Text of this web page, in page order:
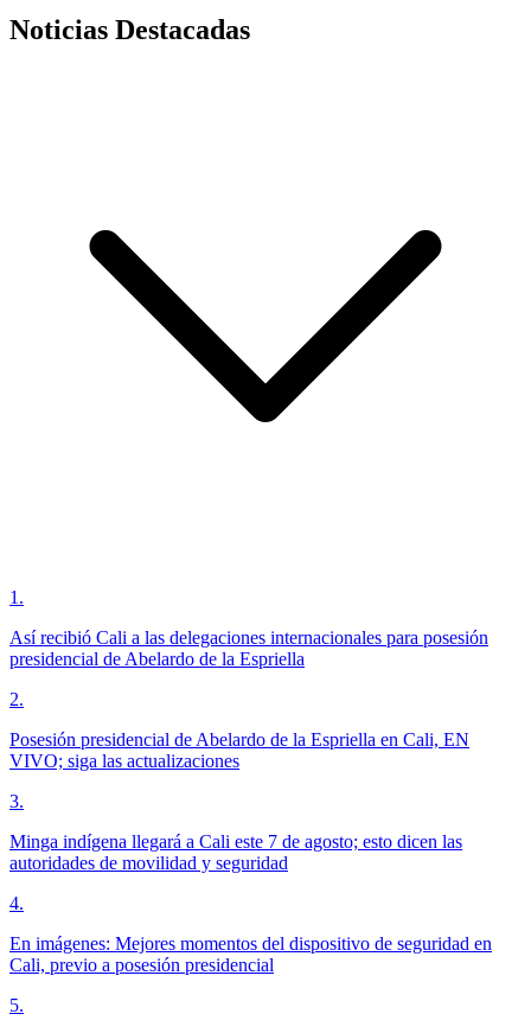
Noticias Destacadas
1 .
Así recibió Cali a las delegaciones internacionales para posesión
presidencial de Abelardo de la Espriella
2.
Posesión presidencial de Abelardo de la Espriella en Cali, EN
VIVO; siga las actualizaciones
3.
Minga indígena llegará a Cali este 7 de agosto; esto dicen las
autoridades de movilidad y seguridad
4.
En imágenes: Mejores momentos del dispositivo de seguridad en
Cali, previo a posesión presidencial
5.